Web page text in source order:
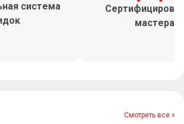
система
мастера
Смотреть все